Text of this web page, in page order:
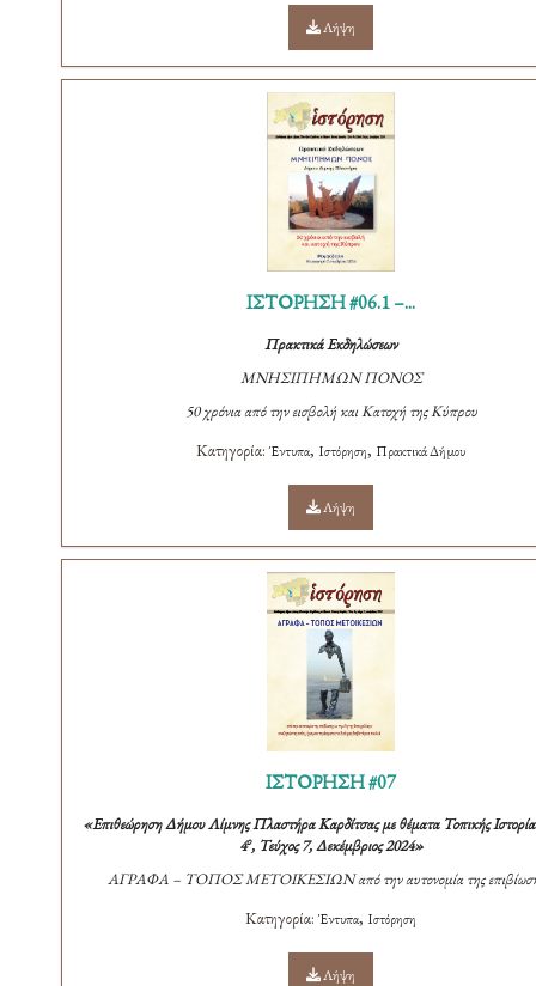
Λήψη
ΙΣΤΟΡΗΣΗ #06.1 –...
Πρακτικά Εκδηλώσεων
ΜΝΗΣΙΠΗΜΩΝ ΠΟΝΟΣ
50 χρόνια από την εισβολή και Κατοχή της Κύπρου
Κατηγορία: Έντυπα, Ιστόρηση, Πρακτικά Δήμου
Λήψη
ΙΣΤΟΡΗΣΗ #07
«Επιθεώρηση Δήμου Λίμνης Πλαστήρα Καρδίτσας με θέματα Τοπικής
4ο, Τεύχος 7, Δεκέμβριος 2024»
ΑΓΡΑΦΑ – ΤΟΠΟΣ ΜΕΤΟΙΚΕΣΙΩΝαπό την αυτονομία της
Κατηγορία: Έντυπα, Ιστόρηση
Λήψη